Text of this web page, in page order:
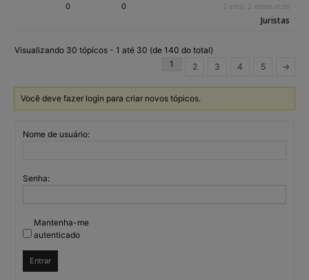
0 0 2 anos, 2 meses atrás
Juristas
Visualizando 30 tópicos - 1 até 30 (de 140 do total)
1
2 3 4 5 →
Você deve fazer login para criar novos tópicos.
Nome de usuário:
Senha:
Mantenha-me
autenticado
Entrar